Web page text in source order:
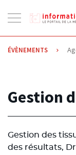
la
navigation
ÉVÈNEMENTS
19.05.2014
Gestion
Gestion des
des résultats,